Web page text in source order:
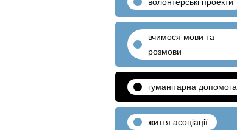
вчимося мови та
розмови
гуманітарна допомога
життя асоціації